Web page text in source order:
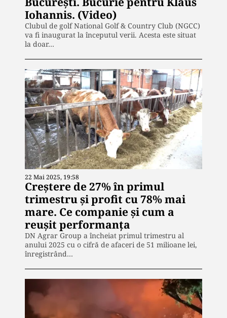
Iohannis. (Video)
Clubul de golf National Golf & Country Club (NGCC)
va fi inaugurat la începutul verii. Acesta este situat
la doar…
22 Mai 2025, 19:58
Creștere de 27% în primul
trimestru și profit cu 78% mai
mare. Ce companie și cum a
reușit performanța
DN Agrar Group a încheiat primul trimestru al
anului 2025 cu o cifră de afaceri de 51 milioane lei,
înregistrând…